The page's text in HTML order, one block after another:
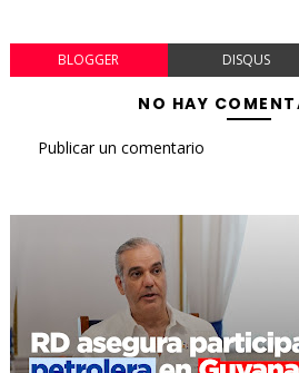
BLOGGER DISQUS
NO HAY
Publicar un comentario